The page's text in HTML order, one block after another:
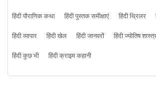
हिंदी पौराणिक कथा
हिंदी पुस्तक समीक्षाएं हिंदी थ्रिलर
हिंदी व्यापार
हिंदी खेल हिंदी जानवरों हिंदी ज्योतिष
हिंदी कुछ भी
हिंदी क्राइम कहानी